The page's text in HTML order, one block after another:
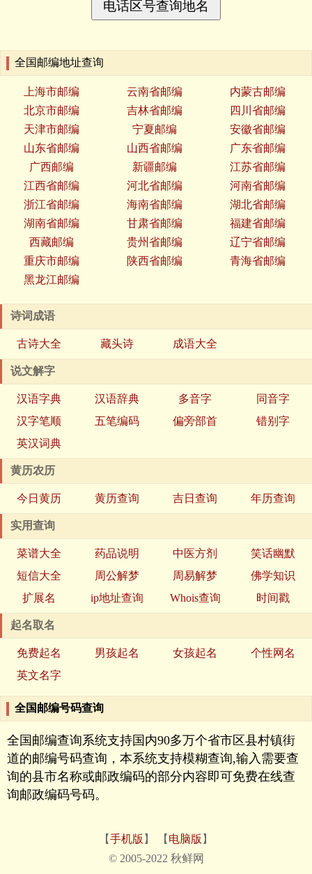
全国邮编地址查询
上海市邮编 云南省邮编
内蒙古邮编
北京市邮编
吉林省邮编
四川省邮编
天津市邮编
宁夏邮编
安徽省邮编
山东省邮编
山西省邮编
广东省邮编
广西邮编
新疆邮编
江苏省邮编
江西省邮编
河北省邮编
河南省邮编
浙江省邮编
海南省邮编
湖北省邮编
湖南省邮编
甘肃省邮编
福建省邮编
西藏邮编
贵州省邮编
辽宁省邮编
重庆市邮编
陕西省邮编
青海省邮编
黑龙江邮编
诗词成语
古诗大全 藏头诗 成语大全
说文解字
汉语字典 汉语辞典 多音字
同音字
汉字笔顺
五笔编码 偏旁部首
错别字
英汉词典
黄历农历
今日黄历 黄历查询 吉日查询 年历查询
实用查询
菜谱大全 药品说明 中医方剂
笑话幽默
短信大全
周公解梦 周易解梦
佛学知识
扩展名
ip地址查询 Whois查询 时间戳
起名取名
免费起名 男孩起名 女孩起名
个性网名
英文名字
全国邮编号码查询
全国邮编查询系统支持国内90多万个省市区县村镇街
道的邮编号码查询，本系统支持模糊查询,输入需要查
询的县市名称或邮政编码的部分内容即可免费在线查
询邮政编码号码。
【手机版 】 【 电脑版 】
© 2005-2022 秋鲜网